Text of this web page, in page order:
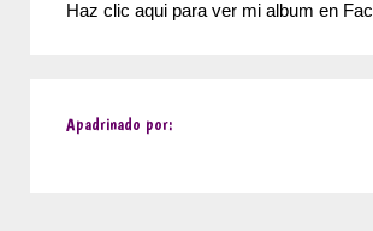
Haz clic aqui para ver mi album en
Apadrinado por: